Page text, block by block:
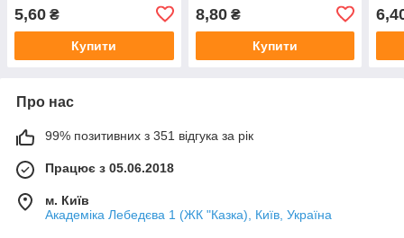
5,60 ₴
Купити
8,80₴
Купити
Про нас
99% позитивних з 351 відгука за рік
Працює з 05.06.2018
м. Київ
Академіка Лебедєва 1 (ЖК "Казка), Київ, Україна